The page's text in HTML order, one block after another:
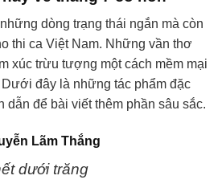
dòng trạng thái ngắn mà còn
thi ca Việt Nam. Những vần thơ
xúc trừu tượng một cách mềm mại
đây là những tác phẩm đặc
dẫn để bài viết thêm phần sâu sắc.
Lãm Thắng
dưới trăng